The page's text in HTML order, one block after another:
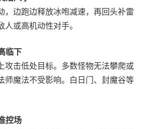
，边跑边释放冰咆减速，再回头补雷
人或高机动性对手。
临下
攻击低处目标。多数怪物无法攀爬或
师魔法不受影响。白日门、封魔谷等
控场